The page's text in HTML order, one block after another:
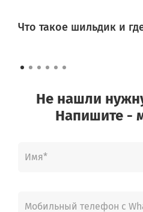
Что такое шильдик и
Не нашли
Напишите -